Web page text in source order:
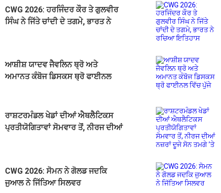
CWG 2026: ਹਰਜਿੰਦਰ ਕੌਰ ਤੇ ਗੁਲਵੀਰ
ਸਿੰਘ ਨੇ ਜਿੱਤੇ ਚਾਂਦੀ ਦੇ ਤਗਮੇ, ਭਾਰਤ ਨੇ
ਆਸ਼ੀਸ਼ ਯਾਦਵ ਜੈਵਲਿਨ ਥ੍ਰੋ ਅਤੇ
ਅਮਾਨਤ ਕੰਬੋਜ ਡਿਸਕਸ ਥ੍ਰੋ ਫਾਈਨਲ
ਰਾਸ਼ਟਰਮੰਡਲ ਖੇਡਾਂ ਦੀਆਂ ਐਥਲੈਟਿਕਸ
ਪ੍ਰਤੀਯੋਗਿਤਾਵਾਂ ਸੋਮਵਾਰ ਤੋਂ, ਨੀਰਜ ਦੀਆਂ
CWG 2026: ਸੋਮਨ ਨੇ ਗੋਲਡ ਜਦਕਿ
ਜੁਆਲ ਨੇ ਜਿੱਤਿਆ ਸਿਲਵਰ